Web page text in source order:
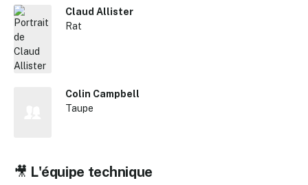
Claud Allister
Rat
Colin Campbell
Taupe
🎥 L'équipe technique